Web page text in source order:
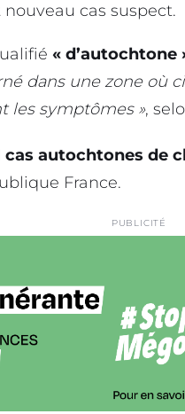
cas suspect.
« d’autochtone
dans une zone où
les symptômes »,
cas autochtones de
France.
PUBLICITÉ